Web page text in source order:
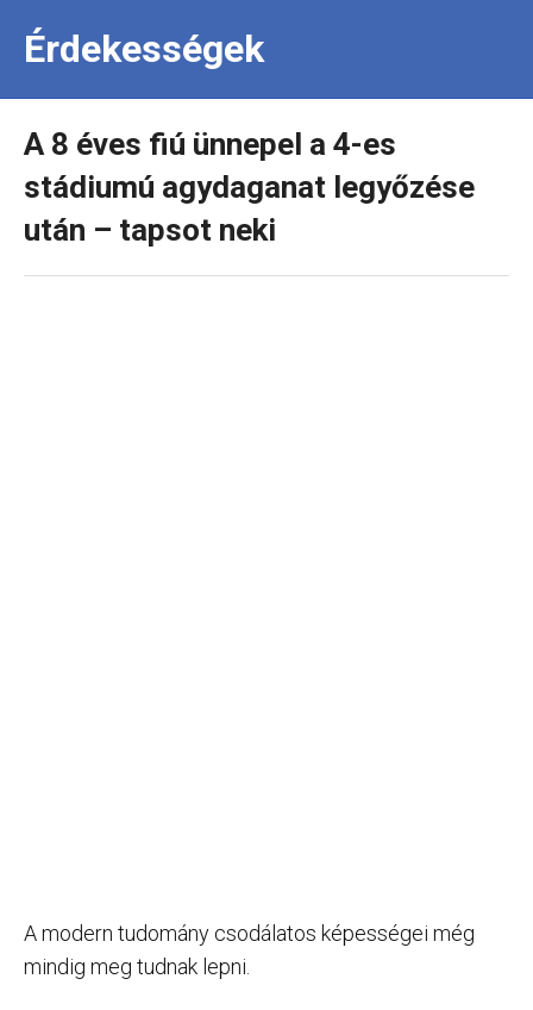
Érdekességek
A 8 éves fiú ünnepel a 4-es
stádiumú agydaganat legyőzése
után – tapsot neki
A modern tudomány csodálatos képességei még
mindig meg tudnak lepni.